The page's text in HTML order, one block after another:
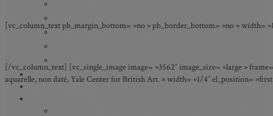
Bulletin trimestriel du GRHS
ARCHIVES
PROJETS EN COURS
[vc_column_text pb_margin_bottom= »no » pb_border_bottom= »no » width=
[/vc_column_text] [vc_single_image image= »3562″ image_size= »large »
aquarelle, non daté, Yale Center for British Art. » width= »1/4″ el_position=